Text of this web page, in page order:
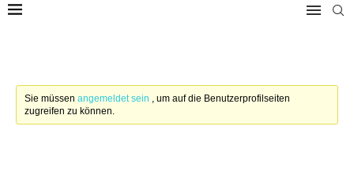
Sie müssenangemeldet sein , um auf die Benutzerprofilseiten
zugreifen zu können.